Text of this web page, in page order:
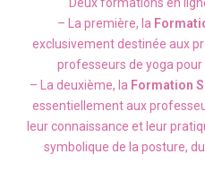
– La première, la
exclusivement destinée aux
professeurs de yoga
– La deuxième, la Formation
essentiellement aux
leur connaissance et leur
symbolique de la posture,